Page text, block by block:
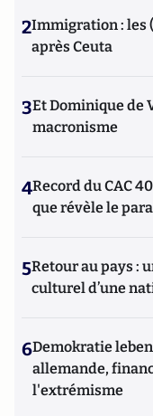
2Immigration : les
après Ceuta
3Et Dominique de
macronisme
4Record du CAC
que révèle le
5Retour au pays :
culturel d’une
6Demokratie
allemande,
l'extrémisme